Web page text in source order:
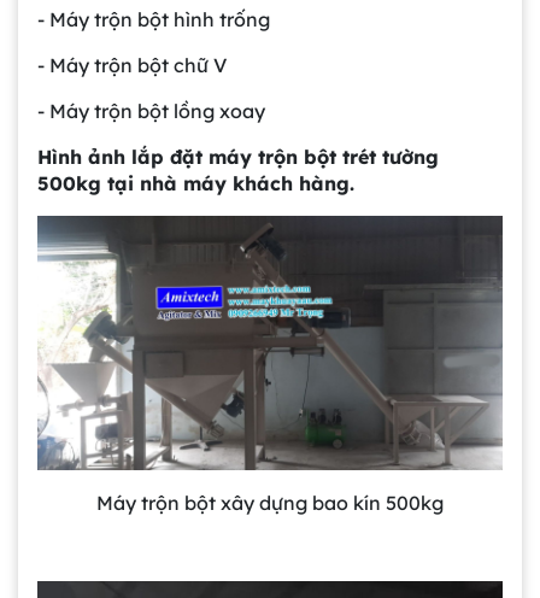
- Máy trộn bột hình trống
- Máy trộn bột chữ V
- Máy trộn bột lồng xoay
Hình ảnh lắp đặt máy trộn bột trét tường
500kg tại nhà máy khách hàng.
Máy trộn bột xây dựng bao kín 500kg